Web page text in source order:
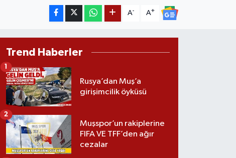
A- A+
Trend Haberler
Rusya’dan Muş’a
girişimcilik öyküsü
1
Muşspor’un rakiplerine
FIFA VE TFF’den ağır
cezalar
2